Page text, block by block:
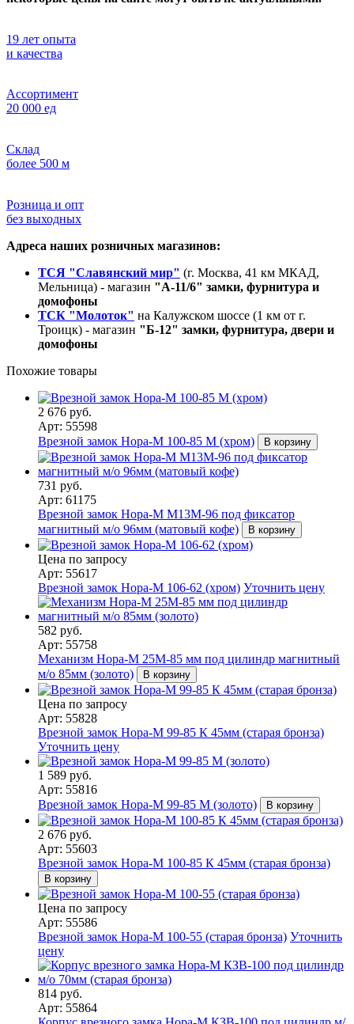
19 лет опыта
и качества
Ассортимент
20 000 ед
Склад
более 500 м
Розница и опт
без выходных
Адреса наших розничных магазинов:
ТСЯ "Славянский мир" (г. Москва, 41 км МКАД,
Мельница) - магазин "А-11/6" замки, фурнитура и
домофоны
ТСК "Молоток" на Калужском шоссе (1 км от г.
Троицк) - магазин "Б-12" замки, фурнитура, двери и
домофоны
Похожие товары
2 676 руб.
Арт: 55598
Врезной замок Нора-М 100-85 М (хром)
В корзину
731 руб.
Арт: 61175
Врезной замок Нора-М М13М-96 под фиксатор
магнитный м/о 96мм (матовый кофе)
В корзину
Цена по запросу
Арт: 55617
Врезной замок Нора-М 106-62 (хром) Уточнить цену
582 руб.
Арт: 55758
Механизм Нора-М 25М-85 мм под цилиндр магнитный
м/о 85мм (золото)
В корзину
Цена по запросу
Арт: 55828
Врезной замок Нора-М 99-85 К 45мм (старая бронза)
Уточнить цену
1 589 руб.
Арт: 55816
Врезной замок Нора-М 99-85 M (золото)
В корзину
2 676 руб.
Арт: 55603
Врезной замок Нора-М 100-85 К 45мм (старая бронза)
В корзину
Цена по запросу
Арт: 55586
Врезной замок Нора-М 100-55 (старая бронза) Уточнить
цену
814 руб.
Арт: 55864